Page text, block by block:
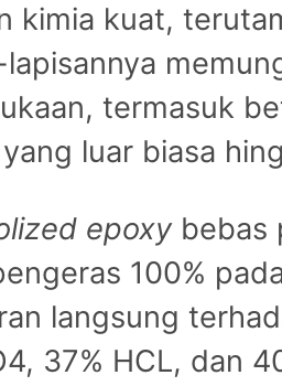
kimia kuat,
termasuk
luar biasa
epoxybebas
100%
langsung
37% HCL, dan